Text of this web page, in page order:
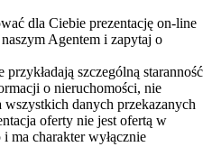
dla Ciebie prezentację on-line
Agentem i zapytaj o
szczególną staranność
o nieruchomości, nie
danych przekazanych
oferty nie jest ofertą w
ma charakter wyłącznie